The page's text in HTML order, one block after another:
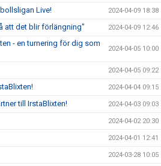
Live! 2024-04-09 18:38
att det blir förlängning" 2024-04-09 12:46
- en turnering för dig som
2024-04-05 10:00
2024-04-05 09:22
2024-04-04 09:15
till IrstaBlixten! 2024-04-03 09:03
2024-04-02 20:30
2024-04-01 12:41
2024-03-28 10:05